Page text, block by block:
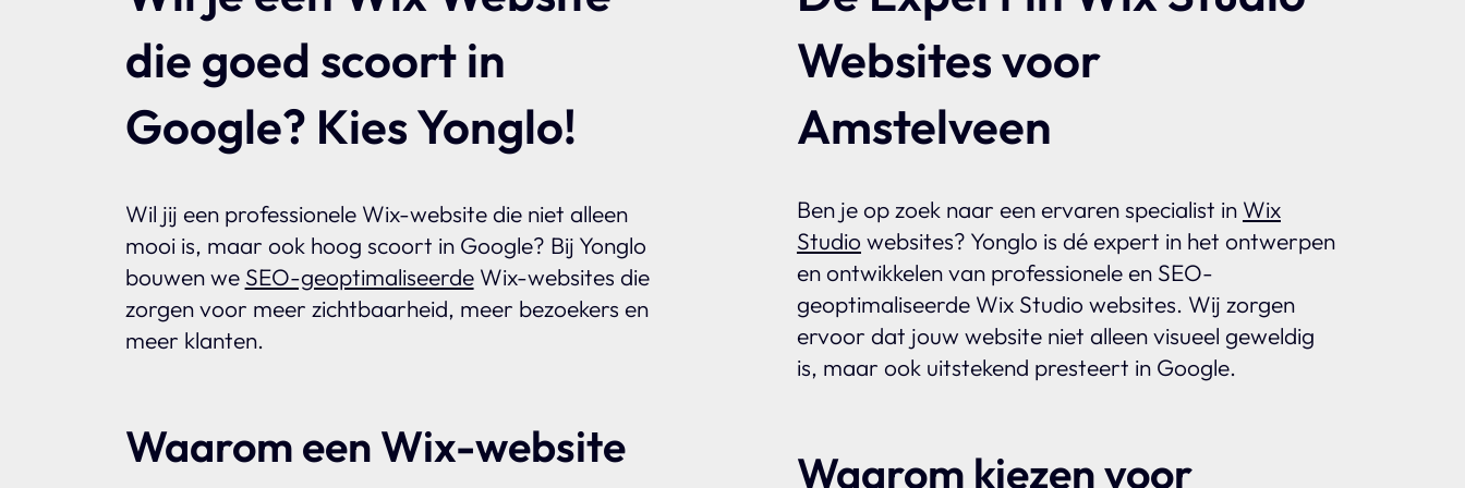
die goed scoort in
Google? Kies Yonglo!
Wil jij een professionele Wix-website die niet alleen
mooi is, maar ook hoog scoort in Google? Bij Yonglo
bouwen we SEO-geoptimaliseerdeWix-websites die
zorgen voor meer zichtbaarheid, meer bezoekers en
meer klanten.
Waarom een Wix-website
Websites voor
Amstelveen
Ben je op zoek naar een ervaren specialist in Wix
Studio websites? Yonglo is dé expert in het ontwerpen
en ontwikkelen van professionele en SEO-
geoptimaliseerde Wix Studio websites. Wij zorgen
ervoor dat jouw website niet alleen visueel geweldig
is, maar ook uitstekend presteert in Google.
Waarom kiezen voor